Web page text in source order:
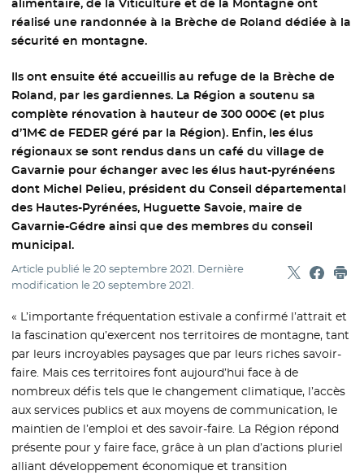
alimentaire, de la Viticulture et de la Montagne ont
réalisé une randonnée à la Brèche de Roland dédiée à la
sécurité en montagne.
Ils ont ensuite été accueillis au refuge de la Brèche de
Roland, par les gardiennes. La Région a soutenu sa
complète rénovation à hauteur de 300 000€ (et plus
d’1M€ de FEDER géré par la Région). Enfin, les élus
régionaux se sont rendus dans un café du village de
Gavarnie pour échanger avec les élus haut-pyrénéens
dont Michel Pelieu, président du Conseil départemental
des Hautes-Pyrénées, Huguette Savoie, maire de
Gavarnie-Gédre ainsi que des membres du conseil
municipal.
Article publié le20 septembre 2021 . Dernière
modification le20 septembre 2021 Partager
- Nouvelle
-
« L’importante fréquentation estivale a confirmé l’attrait et
la fascination qu’exercent nos territoires de montagne, tant
par leurs incroyables paysages que par leurs riches savoir-
faire. Mais ces territoires font aujourd’hui face à de
nombreux défis tels que le changement climatique, l’accès
aux services publics et aux moyens de communication, le
maintien de l’emploi et des savoir-faire. La Région répond
présente pour y faire face, grâce à un plan d’actions pluriel
alliant développement économique et transition